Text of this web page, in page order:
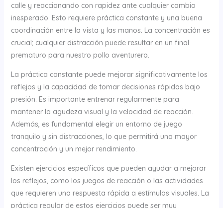
calle y reaccionando con rapidez ante cualquier cambio
inesperado. Esto requiere práctica constante y una buena
coordinación entre la vista y las manos. La concentración es
crucial; cualquier distracción puede resultar en un final
prematuro para nuestro pollo aventurero.
La práctica constante puede mejorar significativamente los
reflejos y la capacidad de tomar decisiones rápidas bajo
presión. Es importante entrenar regularmente para
mantener la agudeza visual y la velocidad de reacción.
Además, es fundamental elegir un entorno de juego
tranquilo y sin distracciones, lo que permitirá una mayor
concentración y un mejor rendimiento.
Existen ejercicios específicos que pueden ayudar a mejorar
los reflejos, como los juegos de reacción o las actividades
que requieren una respuesta rápida a estímulos visuales. La
práctica regular de estos ejercicios puede ser muy